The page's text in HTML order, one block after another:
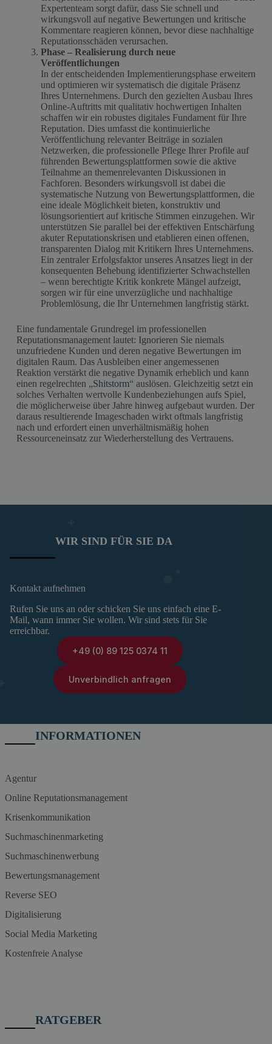
Expertenteam sorgt dafür, dass Sie schnell und
wirkungsvoll auf negative Bewertungen und kritische
Kommentare reagieren können, bevor diese nachhaltige
Reputationsschäden verursachen.
Phase – Realisierung durch neue
Veröffentlichungen
In der entscheidenden Implementierungsphase erweitern
und optimieren wir systematisch die digitale Präsenz
Ihres Unternehmens. Durch den gezielten Ausbau Ihres
Online-Auftritts mit qualitativ hochwertigen Inhalten
schaffen wir ein robustes digitales Fundament für Ihre
Reputation. Dies umfasst die kontinuierliche
Veröffentlichung relevanter Beiträge in sozialen
Netzwerken, die professionelle Pflege Ihrer Profile auf
führenden Bewertungsplattformen sowie die aktive
Teilnahme an themenrelevanten Diskussionen in
Fachforen. Besonders wirkungsvoll ist dabei die
systematische Nutzung von Bewertungsplattformen, die
eine ideale Möglichkeit bieten, konstruktiv und
lösungsorientiert auf kritische Stimmen einzugehen. Wir
unterstützen Sie parallel bei der effektiven Entschärfung
akuter Reputationskrisen und etablieren einen offenen,
transparenten Dialog mit Kritikern Ihres Unternehmens.
Ein zentraler Erfolgsfaktor unseres Ansatzes liegt in der
konsequenten Behebung identifizierter Schwachstellen
– wenn berechtigte Kritik konkrete Mängel aufzeigt,
sorgen wir für eine unverzügliche und nachhaltige
Problemlösung, die Ihr Unternehmen langfristig stärkt.
Eine fundamentale Grundregel im professionellen
Reputationsmanagement lautet: Ignorieren Sie niemals
unzufriedene Kunden und deren negative Bewertungen im
digitalen Raum. Das Ausbleiben einer angemessenen
Reaktion verstärkt die negative Dynamik erheblich und kann
einen regelrechten „Shitstorm“ auslösen. Gleichzeitig setzt ein
solches Verhalten wertvolle Kundenbeziehungen aufs Spiel,
die möglicherweise über Jahre hinweg aufgebaut wurden. Der
daraus resultierende Imageschaden wirkt oftmals langfristig
nach und erfordert einen unverhältnismäßig hohen
Ressourceneinsatz zur Wiederherstellung des Vertrauens.
WIR SIND FÜR SIE DA
Kontakt aufnehmen
Rufen Sie uns an oder schicken Sie uns einfach eine E-
Mail, wann immer Sie wollen. Wir sind stets für Sie
erreichbar.
+49 (0) 89 125 0374 11
Unverbindlich anfragen
INFORMATIONEN
Agentur
Online Reputationsmanagement
Krisenkommunikation
Suchmaschinenmarketing
Suchmaschinenwerbung
Bewertungsmanagement
Reverse SEO
Digitalisierung
Social Media Marketing
Kostenfreie Analyse
RATGEBER